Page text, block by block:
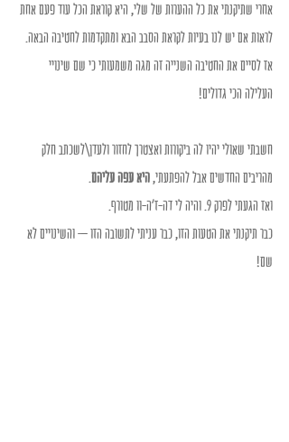
אחרי שתיקנתי את כל ההערות של שלי, היא קוראת הכל עוד פעם אחת
לראות אם יש לנו בעיות לקראת הסבב הבא ומתקדמות לחטיבה הבאה.
אז לסיים את החטיבה השנייה זה מגה משמעותי כי שם שינויי
העלילה הכי גדולים!
חשבתי שאולי יהיו לה ביקורות ואצטרך לחזור ולעדן\לשכתב חלק
מהריבים החדשים אבל להפתעתי, היא עפה עליהם.
ואז הגעתי לפרק 9. והיה לי דה-ז'ה-וו מטורף.
כבר תיקנתי את הטעות הזו, כבר עניתי לתשובה הזו – והשינויים לא
שם!